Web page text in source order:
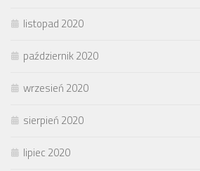
listopad 2020
październik 2020
wrzesień 2020
sierpień 2020
lipiec 2020